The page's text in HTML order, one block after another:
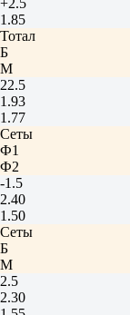
+2.5
1.85
Тотал
Б
М
22.5
1.93
1.77
Сеты
Ф1
Ф2
-1.5
2.40
1.50
Сеты
Б
М
2.5
2.30